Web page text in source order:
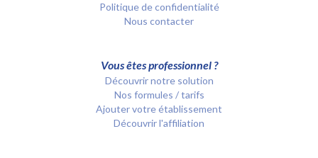
Politique de confidentialité
Nous contacter
Vous êtes professionnel ?
Découvrir notre solution
Nos formules / tarifs
Ajouter votre établissement
Découvrir l'affiliation